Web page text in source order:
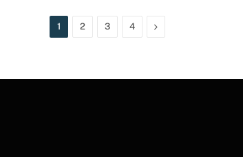
1 2 3 4 Next